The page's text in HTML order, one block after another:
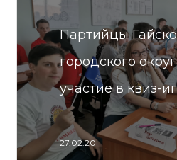
Партийцы
городского
участие в квиз-
27.02.20